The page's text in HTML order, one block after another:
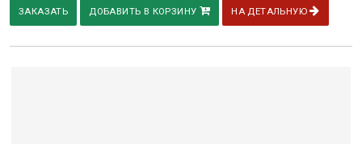
ЗАКАЗАТЬ ДОБАВИТЬ В КОРЗИНУ НА ДЕТАЛЬНУЮ